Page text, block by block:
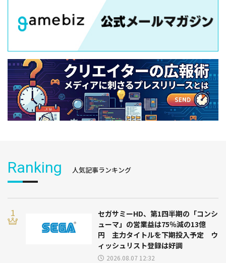
Ranking 人気記事ランキング
セガサミーHD、第1四半期の「コンシ
ューマ」の営業益は75％減の13億
円 主力タイトルを下期投入予定 ウ
ィッシュリスト登録は好調
2026.08.07 12:32